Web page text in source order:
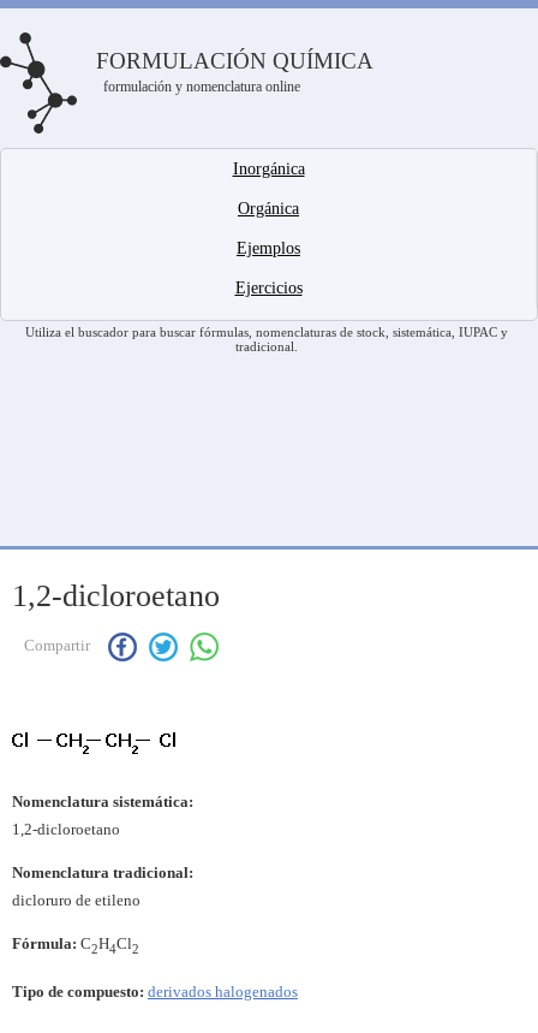
FORMULACIÓN QUÍMICA
formulación y nomenclatura online
Inorgánica
Orgánica
Ejemplos
Ejercicios
Utiliza el buscador para buscar fórmulas, nomenclaturas de stock, sistemática, IUPAC y
tradicional.
1,2-dicloroetano
Compartir
Nomenclatura sistemática:
1,2-dicloroetano
Nomenclatura tradicional:
dicloruro de etileno
Fórmula: C2H4Cl2
Tipo de compuesto: derivados halogenados